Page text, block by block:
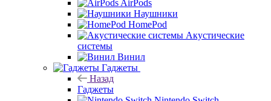
AirPods
Наушники
HomePod
Акустические
системы
Винил
Гаджеты
Назад
Гаджеты